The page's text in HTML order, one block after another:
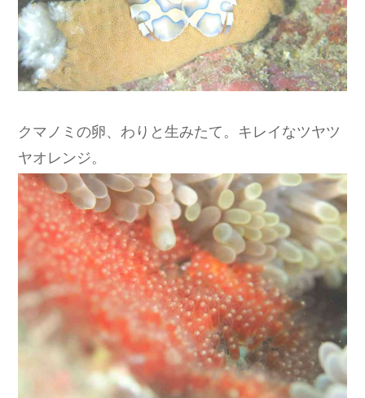
クマノミの卵、わりと生みたて。キレイなツヤツ
ヤオレンジ。